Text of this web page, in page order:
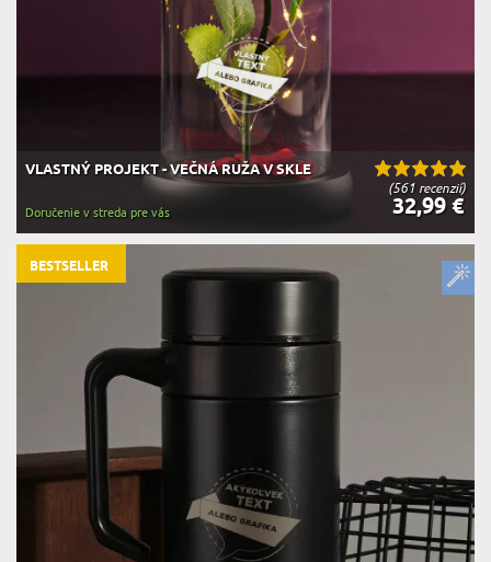
(561 recenzií)
VLASTNÝ PROJEKT - VEČNÁ RUŽA V SKLE
32,99 €
Doručenie v streda pre vás
BESTSELLER